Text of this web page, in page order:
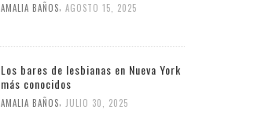
AMALIA BAÑOS AGOSTO 15, 2025
Los bares de lesbianas en Nueva York
más conocidos
AMALIA BAÑOS JULIO 30, 2025